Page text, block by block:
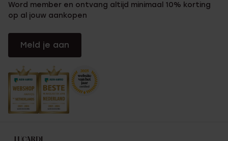
Word member en ontvang altijd minimaal 10% korting
op al jouw aankopen
Meld je aan